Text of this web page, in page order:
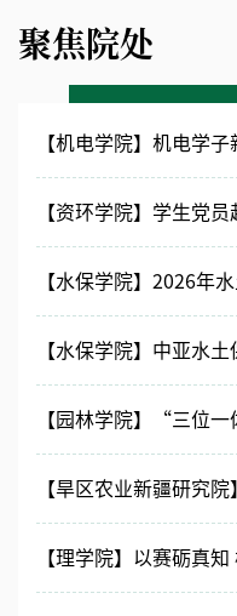
聚焦院处